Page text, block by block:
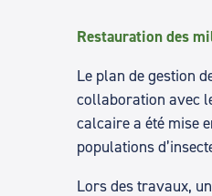
Restauration des
Le plan de gestion
collaboration avec
calcaire a été mise
populations
Lors des travaux,